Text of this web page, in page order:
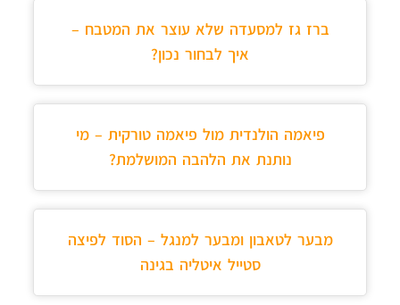
ברז גז למסעדה שלא עוצר את המטבח –
איך לבחור נכון?
פיאמה הולנדית מול פיאמה טורקית – מי
נותנת את הלהבה המושלמת?
מבער לטאבון ומבער למנגל – הסוד לפיצה
סטייל איטליה בגינה